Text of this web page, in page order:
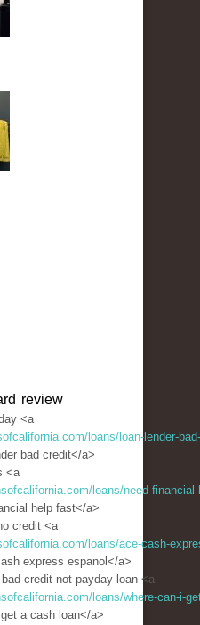
review
<a
loans/loan-lender-bad-
bad credit</a>
<a
loans/need-financial-
help fast</a>
credit <a
loans/ace-cash-
express espanol</a>
credit not payday loan <a
loans/where-can-i-
a cash loan</a>